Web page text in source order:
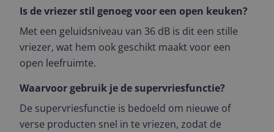
Is de vriezer stil genoeg voor een open keuken?
Met een geluidsniveau van 36 dB is dit een stille
vriezer, wat hem ook geschikt maakt voor een
open leefruimte.
Waarvoor gebruik je de supervriesfunctie?
De supervriesfunctie is bedoeld om nieuwe of
verse producten snel in te vriezen, zodat de